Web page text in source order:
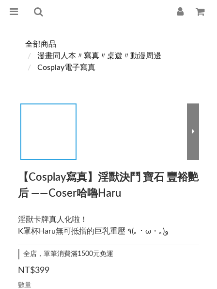
全部商品
漫畫同人本〃寫真〃桌遊〃動漫周邊
Cosplay電子寫真
【Cosplay寫真】淫獸決鬥 寶石 豐裕艷
后 ——Coser哈嚕Haru
淫獸卡牌真人化啦！
K罩杯Haru無可抵擋的巨乳重壓 ٩(｡・ω・｡)و
全店，單筆消費滿1500元免運
NT$399
數量